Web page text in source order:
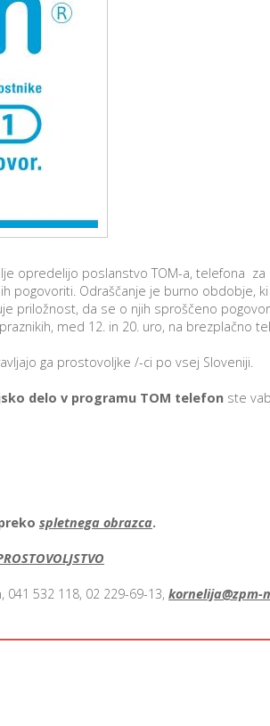
opredelijo poslanstvo TOM-a, telefona
pogovoriti. Odraščanje je burno obdobje,
priložnost, da se o njih sproščeno
med 12. in 20. uro, na brezplačno
ga prostovoljke /-ci po vsej Sloveniji.
delo v programu TOM telefon ste
spletnega obrazca.
041 532 118, 02 229-69-13, kornelija@zpm-